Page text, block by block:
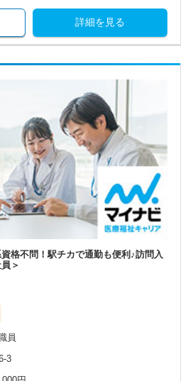
詳細を見る
格不問！駅チカで通勤も便利♪訪問入
＞
員
3